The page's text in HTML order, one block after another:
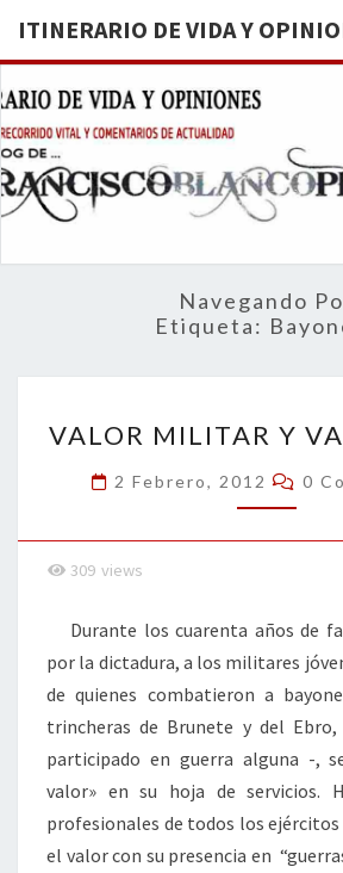
ITINERARIO DE VIDA Y
Navegando
Etiqueta:
Y
VALOR
CIVIL
VALOR MILITAR Y
2 Febrero, 2012 0
309 views
Durante los cuarenta años de
por la dictadura, a los militares
de quienes combatieron a
trincheras de Brunete y del
participado en guerra alguna -,
valor» en su hoja de servicios.
profesionales de todos los
el valor con su presencia en